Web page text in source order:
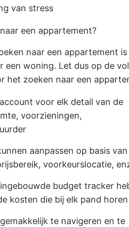
van stress
een appartement?
naar een appartement is
een woning. Let dus op de
het zoeken naar een
voor elk detail van de
voorzieningen,
aanpassen op basis
voorkeurslocatie,
budget tracker
kosten die bij elk pand horen
te navigeren en te